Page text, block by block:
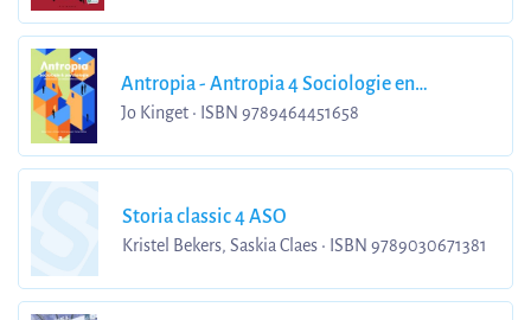
Antropia - Antropia 4 Sociologie en
psychologie Leerwerkboek
Jo Kinget • ISBN 9789464451658
Storia classic 4 ASO
Kristel Bekers, Saskia Claes • ISBN 9789030671381